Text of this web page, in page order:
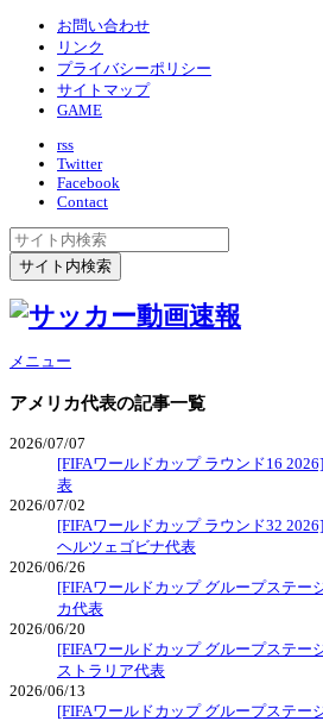
お問い合わせ
リンク
プライバシーポリシー
サイトマップ
GAME
rss
Twitter
Facebook
Contact
メニュー
アメリカ代表の記事一覧
2026/07/07
[FIFAワールドカップ ラウンド16
表
2026/07/02
[FIFAワールドカップ ラウンド32
ヘルツェゴビナ代表
2026/06/26
[FIFAワールドカップ グループステー
カ代表
2026/06/20
[FIFAワールドカップ グループステー
ストラリア代表
2026/06/13
[FIFAワールドカップ グループステー